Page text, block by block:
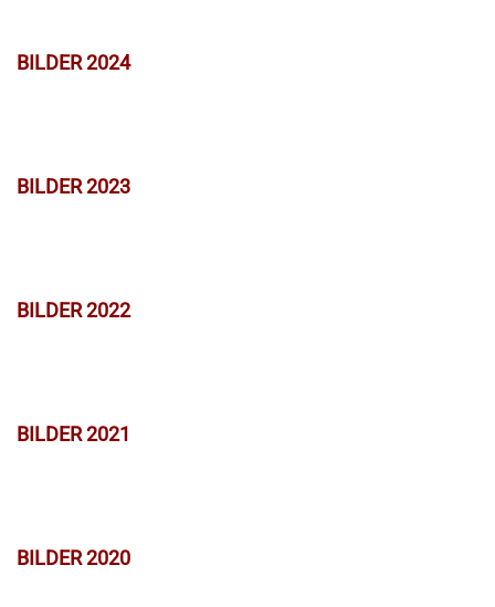
BILDER 2024
BILDER 2023
BILDER 2022
BILDER 2021
BILDER 2020